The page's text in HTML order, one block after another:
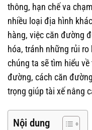
thông, hạn chế va
nhiều loại địa hình
hàng, việc căn đường
hóa, tránh những rủi ro
chúng ta sẽ tìm hiểu
đường, cách căn
trọng giúp tài xế nâng
Nội dung